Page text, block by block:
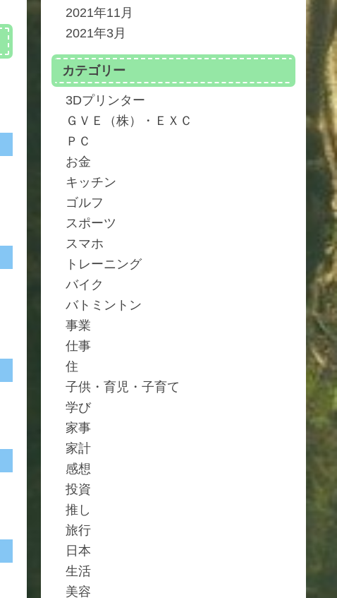
2021年11月
2021年3月
カテゴリー
3Dプリンター
ＧＶＥ（株）・ＥＸＣ
ＰＣ
お金
キッチン
ゴルフ
スポーツ
スマホ
トレーニング
バイク
バトミントン
事業
仕事
住
子供・育児・子育て
学び
家事
家計
感想
投資
推し
旅行
日本
生活
美容